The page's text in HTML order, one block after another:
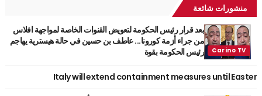
منشورات شائعة
بعد قرار رئيس الحكومة لتعويض القنوات الخاصة لمواجهة افلاس
من جراء أزمة كورونا... عاطف بن حسين في حالة هيسترية يهاجم
رئيس الحكومة بقوة
Italy will extend containment measures until Easter